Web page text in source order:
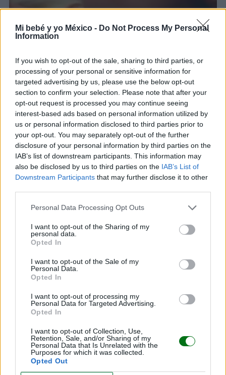
Mi bebé y yo México - Do Not Process My Personal
Information
If you wish to opt-out of the sale, sharing to third parties, or
processing of your personal or sensitive information for
targeted advertising by us, please use the below opt-out
section to confirm your selection. Please note that after your
opt-out request is processed you may continue seeing
interest-based ads based on personal information utilized by
us or personal information disclosed to third parties prior to
your opt-out. You may separately opt-out of the further
disclosure of your personal information by third parties on the
IAB’s list of downstream participants. This information may
also be disclosed by us to third parties on the IAB’s List of
Downstream Participants that may further disclose it to other
Personal Data Processing Opt Outs
I want to opt-out of the Sharing of my
personal data.
Opted In
I want to opt-out of the Sale of my
Personal Data.
Opted In
I want to opt-out of processing my
Personal Data for Targeted Advertising.
Opted In
I want to opt-out of Collection, Use,
Retention, Sale, and/or Sharing of my
Personal Data that Is Unrelated with the
Purposes for which it was collected.
Opted Out
Corte del cordón umbilical, mejor esperar unos
minutos
LEER
La inducción del parto: causas y métodos más